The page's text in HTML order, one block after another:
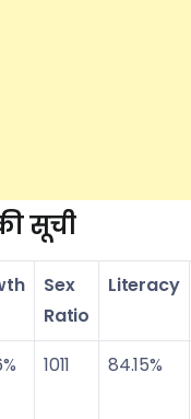
सूची
Sex
Ratio
Literacy
1011 84.15%